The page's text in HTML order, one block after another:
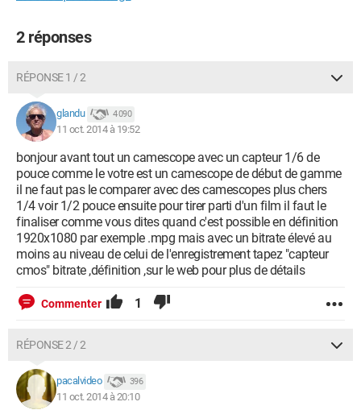
2 réponses
RÉPONSE 1 / 2
glandu 4 090
11 oct. 2014 à 19:52
bonjour avant tout un camescope avec un capteur 1/6 de
pouce comme le votre est un camescope de début de gamme
il ne faut pas le comparer avec des camescopes plus chers
1/4 voir 1/2 pouce ensuite pour tirer parti d'un film il faut le
finaliser comme vous dites quand c'est possible en définition
1920x1080 par exemple .mpg mais avec un bitrate élevé au
moins au niveau de celui de l'enregistrement tapez "capteur
cmos" bitrate ,définition ,sur le web pour plus de détails
Commenter 1
RÉPONSE 2 / 2
pacalvideo 396
11 oct. 2014 à 20:10